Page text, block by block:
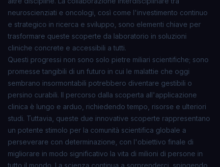
neuroscienziati e oncologi, così come l'investimento continuo
e strategico in ricerca e sviluppo, sono elementi chiave per
trasformare queste scoperte da laboratorio in soluzioni
cliniche concrete e accessibili a tutti.
Questi progressi non sono solo pietre miliari scientifiche; sono
promesse tangibili di un futuro in cui le malattie che oggi
sembrano insormontabili potrebbero diventare gestibili o
persino curabili. Il percorso dalla scoperta all'applicazione
clinica è lungo e arduo, richiedendo tempo, risorse e ulteriori
studi. Tuttavia, queste due innovative scoperte rappresentano
un potente stimolo per la comunità scientifica globale a
perseverare con determinazione, con l'obiettivo finale di
migliorare in modo significativo la vita di milioni di persone in
tutto il mondo. La scienza continua a sorprenderci, spingendo